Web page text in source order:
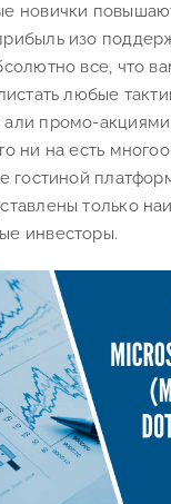
новички
изо
все, что
любые
али промо-
ни на есть
гостиной
только
инвесторы.